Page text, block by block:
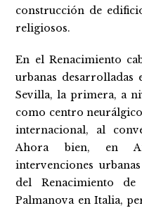
construcción de
religiosos.
En el Renacimiento
urbanas desarrolladas
Sevilla, la primera, a
como centro
internacional, al
Ahora bien, en
intervenciones
del Renacimiento
Palmanova en Italia,